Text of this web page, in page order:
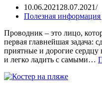
10.06.2021 28.07.2021
Полезная информация
Проводник – это лицо,
первая главнейшая задача:
приятные и дорогие
и легко ладить с самыми…